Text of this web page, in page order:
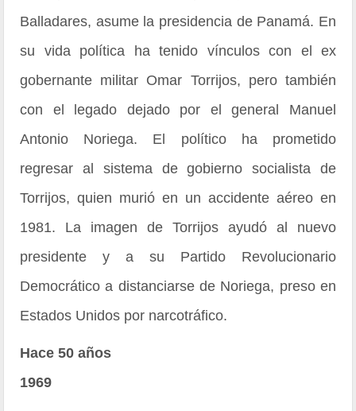
Balladares, asume la presidencia de Panamá. En
su vida política ha tenido vínculos con el ex
gobernante militar Omar Torrijos, pero también
con el legado dejado por el general Manuel
Antonio Noriega. El político ha prometido
regresar al sistema de gobierno socialista de
Torrijos, quien murió en un accidente aéreo en
1981. La imagen de Torrijos ayudó al nuevo
presidente y a su Partido Revolucionario
Democrático a distanciarse de Noriega, preso en
Estados Unidos por narcotráfico.
Hace 50 años
1969